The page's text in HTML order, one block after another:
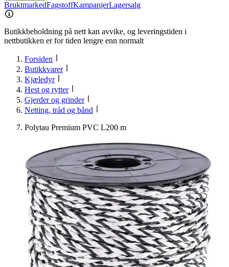
BruktmarkedFagstoffKampanjerLagersalg
Butikkbeholdning på nett kan avvike, og leveringstiden i
nettbutikken er for tiden lengre enn normalt
Forsiden
Butikkvarer
Kjæledyr
Hest og rytter
Gjerder og grinder
Netting, tråd og bånd
Polytau Premium PVC L200 m